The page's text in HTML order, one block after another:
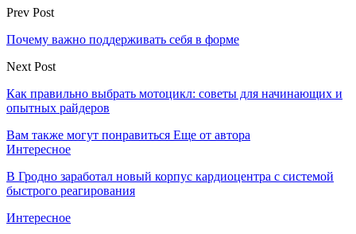
Prev Post
Почему важно поддерживать себя в форме
Next Post
Как правильно выбрать мотоцикл: советы для начинающих и
опытных райдеров
Вам также могут понравиться Еще от автора
Интересное
В Гродно заработал новый корпус кардиоцентра с системой
быстрого реагирования
Интересное